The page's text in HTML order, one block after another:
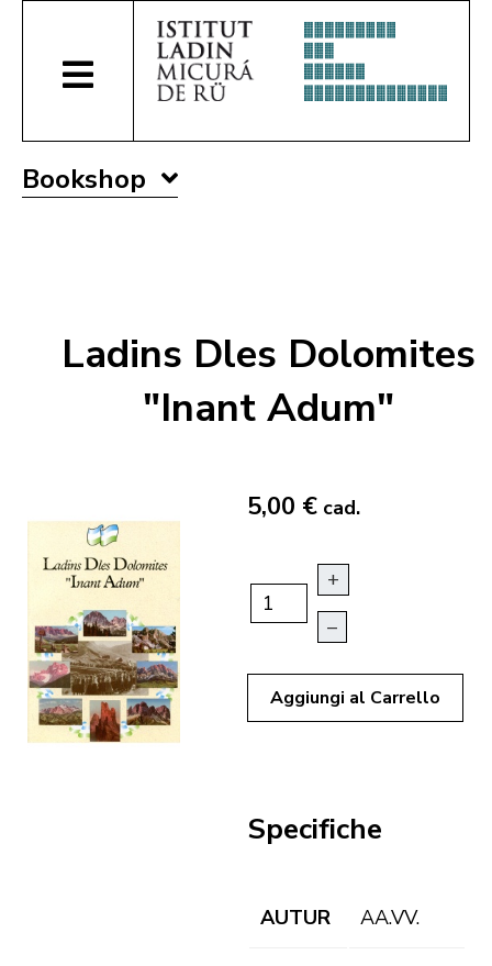
Bookshop
Ladins Dles Dolomites
"Inant Adum"
5,00 € cad.
+
–
Aggiungi al Carrello
Specifiche
AUTUR AA.VV.